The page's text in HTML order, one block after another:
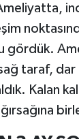
gördük.
taraf, dar
Kalan